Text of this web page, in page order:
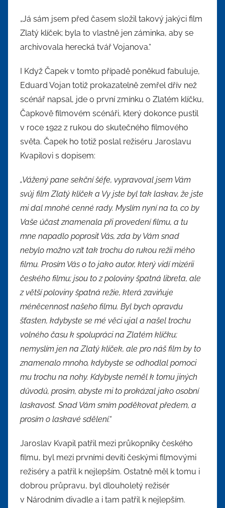
„Já sám jsem před časem složil takový jakýci film
Zlatý klíček; byla to vlastně jen záminka, aby se
archivovala herecká tvář Vojanova.“
I Když Čapek v tomto případě poněkud fabuluje,
Eduard Vojan totiž prokazatelně zemřel dřív než
scénář napsal, jde o první zmínku o Zlatém klíčku,
Čapkově filmovém scénáři, který dokonce pustil
v roce 1922 z rukou do skutečného filmového
světa. Čapek ho totiž poslal režiséru Jaroslavu
Kvapilovi s dopisem:
„Vážený pane sekční šéfe, vypravoval jsem Vám
svůj film Zlatý klíček a Vy jste byl tak laskav, že jste
mi dal mnohé cenné rady. Myslím nyní na to, co by
Vaše účast znamenala při provedení filmu, a tu
mne napadlo poprosit Vás, zda by Vám snad
nebylo možno vzít tak trochu do rukou režii mého
filmu. Prosím Vás o to jako autor, který vidí mizérii
českého filmu; jsou to z poloviny špatná libreta, ale
z větší poloviny špatná režie, která zaviňuje
méněcennost našeho filmu. Byl bych opravdu
šťasten, kdybyste se mé věci ujal a našel trochu
volného času k spolupráci na Zlatém klíčku;
nemyslím jen na Zlatý klíček, ale pro náš film by to
znamenalo mnoho, kdybyste se odhodlal pomoci
mu trochu na nohy. Kdybyste neměl k tomu jiných
důvodů, prosím, abyste mi to prokázal jako osobní
laskavost. Snad Vám smím poděkovat předem, a
prosím o laskavé sdělení.“
Jaroslav Kvapil patřil mezi průkopníky českého
filmu, byl mezi prvními devíti českými filmovými
režiséry a patřil k nejlepším. Ostatně měl k tomu i
dobrou průpravu, byl dlouholetý režisér
v Národním divadle a i tam patřil k nejlepším.